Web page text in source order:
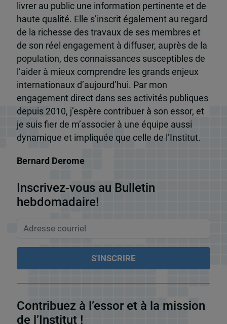
livrer au public une information pertinente et de
haute qualité. Elle s’inscrit également au regard
de la richesse des travaux de ses membres et
de son réel engagement à diffuser, auprès de la
population, des connaissances susceptibles de
l’aider à mieux comprendre les grands enjeux
internationaux d’aujourd’hui. Par mon
engagement direct dans ses activités publiques
depuis 2010, j’espère contribuer à son essor, et
je suis fier de m’associer à une équipe aussi
dynamique et impliquée que celle de l’Institut.
Bernard Derome
Inscrivez-vous au Bulletin
hebdomadaire!
Contribuez à l’essor et à la mission
de l’Institut !